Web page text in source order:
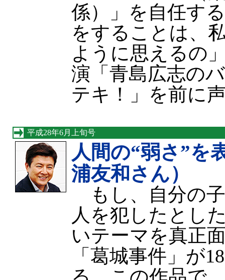
係）」を自任す
をすることは、
ように思えるの
演「青島広志の
テキ！」を前に
平成28年6月上旬号
人間の“弱さ”を
浦友和さん）
もし、自分の
人を犯したとし
いテーマを真正
「葛城事件」が